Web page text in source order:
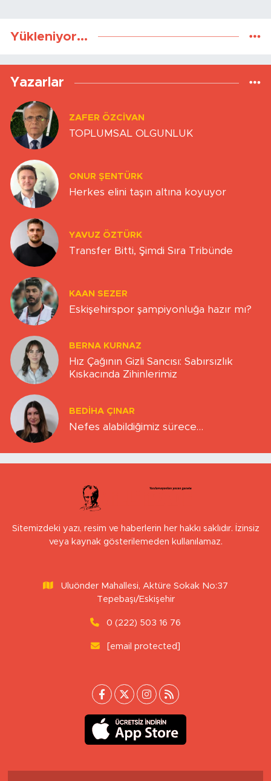
Yükleniyor...
Yazarlar
ZAFER ÖZCIVAN
TOPLUMSAL OLGUNLUK
ONUR ŞENTÜRK
Herkes elini taşın altına koyuyor
YAVUZ ÖZTÜRK
Transfer Bitti, Şimdi Sıra Tribünde
KAAN SEZER
Eskişehirspor şampiyonluğa hazır mı?
BERNA KURNAZ
Hız Çağının Gizli Sancısı: Sabırsızlık
Kıskacında Zihinlerimiz
BEDIHA ÇINAR
Nefes alabildiğimiz sürece…
Sitemizdeki yazı, resim ve haberlerin her hakkı saklıdır. İzinsiz
veya kaynak gösterilemeden kullanılamaz.
Uluönder Mahallesi, Aktüre Sokak No:37
Tepebaşı/Eskişehir
0 (222) 503 16 76
[email protected]